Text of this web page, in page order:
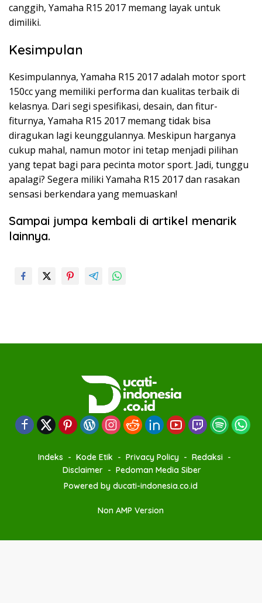
canggih, Yamaha R15 2017 memang layak untuk
dimiliki.
Kesimpulan
Kesimpulannya, Yamaha R15 2017 adalah motor sport
150cc yang memiliki performa dan kualitas terbaik di
kelasnya. Dari segi spesifikasi, desain, dan fitur-
fiturnya, Yamaha R15 2017 memang tidak bisa
diragukan lagi keunggulannya. Meskipun harganya
cukup mahal, namun motor ini tetap menjadi pilihan
yang tepat bagi para pecinta motor sport. Jadi, tunggu
apalagi? Segera miliki Yamaha R15 2017 dan rasakan
sensasi berkendara yang memuaskan!
Sampai jumpa kembali di artikel menarik
lainnya.
Indeks Kode Etik Privacy Policy
Redaksi
Disclaimer
Pedoman Media Siber
Powered by ducati-indonesia.co.id
Non AMP Version